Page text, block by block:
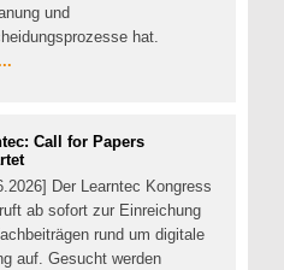
und
hat.
Call for Papers
Der Learntec Kongress
ab sofort zur Einreichung
rund um digitale
auf. Gesucht werden